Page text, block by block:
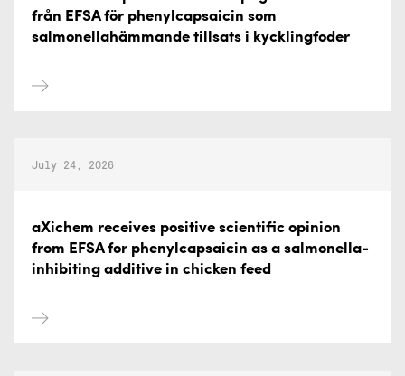
från EFSA för phenylcapsaicin som
salmonellahämmande tillsats i kycklingfoder
July 24, 2026
aXichem receives positive scientific opinion
from EFSA for phenylcapsaicin as a salmonella-
inhibiting additive in chicken feed